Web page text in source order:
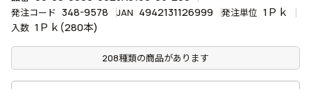
発注コード 348-9578 JAN 4942131126999 発注単位 1Ｐｋ
入数 1Ｐｋ(280本)
208種類の商品があります